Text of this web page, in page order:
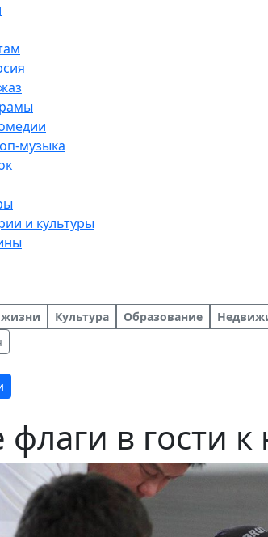
музыка
и культуры
Культура Образование
флаги в гости